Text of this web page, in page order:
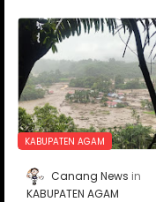
KABUPATEN AGAM
Canang News
KABUPATEN AGAM